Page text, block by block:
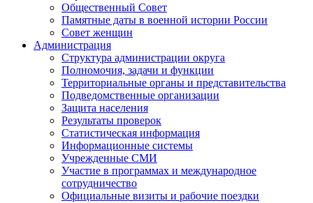
Общественный Совет
Памятные даты в военной истории России
Совет женщин
Администрация
Структура администрации округа
Полномочия, задачи и функции
Территориальные органы и представительства
Подведомственные организации
Защита населения
Результаты проверок
Статистическая информация
Информационные системы
Учрежденные СМИ
Участие в программах и международное
сотрудничество
Официальные визиты и рабочие поездки